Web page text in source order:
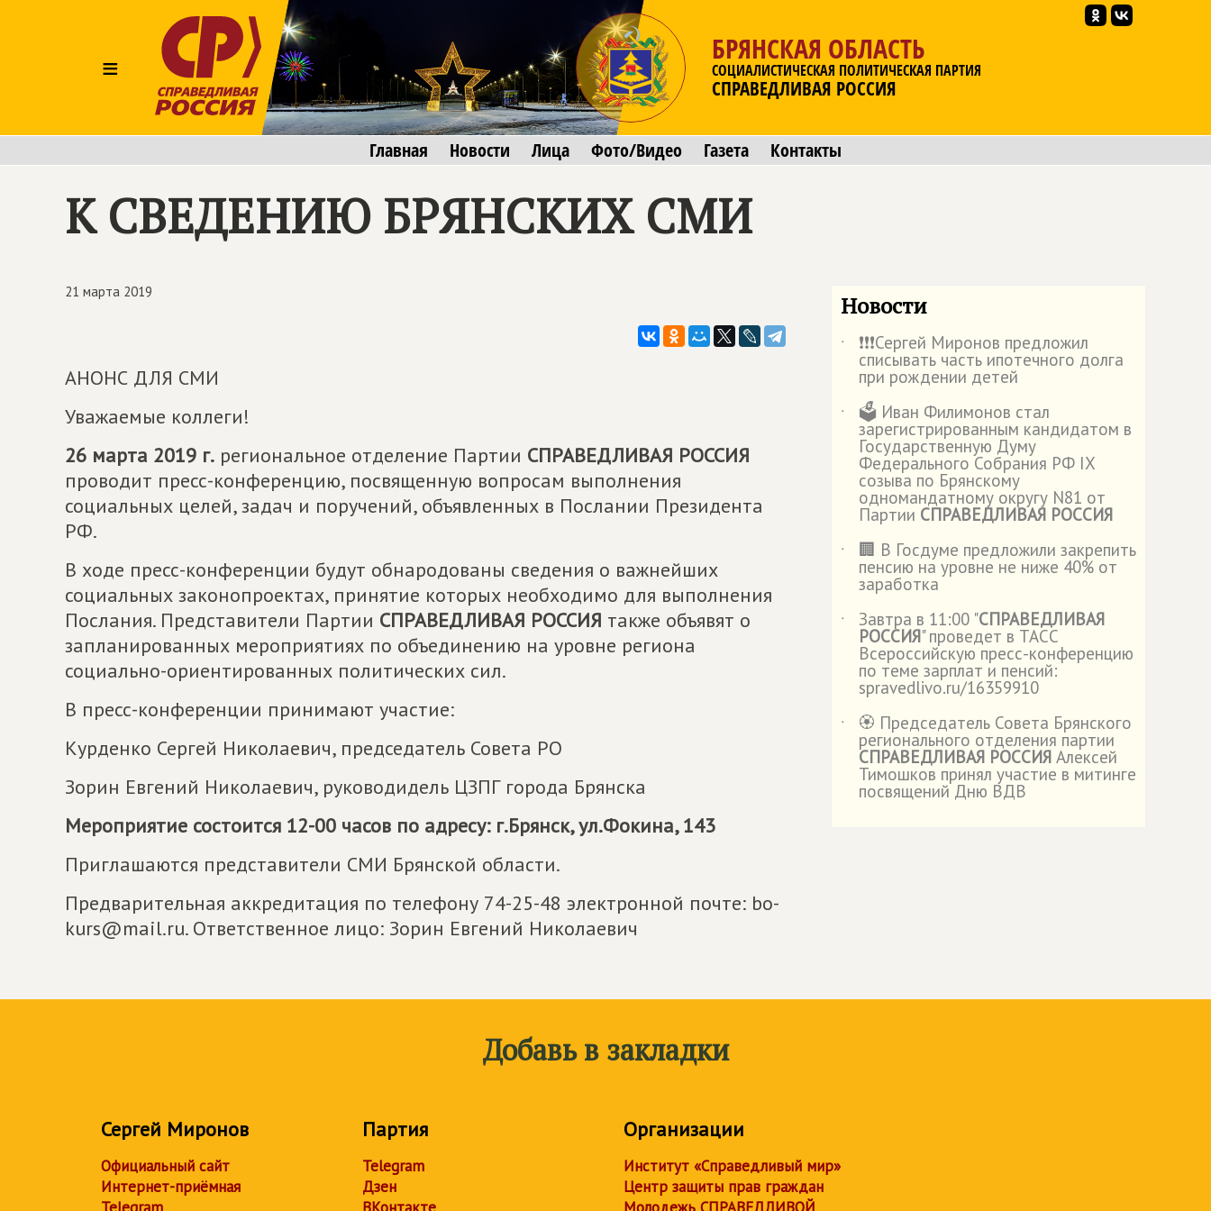
≡
БРЯНСКАЯ ОБЛАСТЬ
СОЦИАЛИСТИЧЕСКАЯ ПОЛИТИЧЕСКАЯ ПАРТИЯ
СПРАВЕДЛИВАЯ РОССИЯ
Главная Новости Лица Фото/Видео Газета Контакты
К СВЕДЕНИЮ БРЯНСКИХ СМИ
21 марта 2019
АНОНС ДЛЯ СМИ
Уважаемые коллеги!
26 марта 2019 г. региональное отделение Партии СПРАВЕДЛИВАЯ РОССИЯ
проводит пресс-конференцию, посвященную вопросам выполнения
социальных целей, задач и поручений, объявленных в Послании Президента
РФ.
В ходе пресс-конференции будут обнародованы сведения о важнейших
социальных законопроектах, принятие которых необходимо для выполнения
Послания. Представители Партии СПРАВЕДЛИВАЯ РОССИЯ также объявят о
запланированных мероприятиях по объединению на уровне региона
социально-ориентированных политических сил.
В пресс-конференции принимают участие:
Курденко Сергей Николаевич, председатель Совета РО
Зорин Евгений Николаевич, руководидель ЦЗПГ города Брянска
Мероприятие состоится 12-00 часов по адресу: г.Брянск, ул.Фокина, 143
Приглашаются представители СМИ Брянской области.
Предварительная аккредитация по телефону 74-25-48 электронной почте: bo-
kurs@mail.ru. Ответственное лицо: Зорин Евгений Николаевич
Новости
˙ ❗️❗️❗️Сергей Миронов предложил
списывать часть ипотечного долга
при рождении детей
˙
🗳️ Иван Филимонов стал
зарегистрированным кандидатом в
Государственную Думу
Федерального Собрания РФ IX
созыва по Брянскому
одномандатному округу N81 от
Партии СПРАВЕДЛИВАЯ РОССИЯ
˙
🏢 В Госдуме предложили закрепить
пенсию на уровне не ниже 40% от
заработка
˙
Завтра в 11:00 "СПРАВЕДЛИВАЯ
РОССИЯ" проведет в ТАСС
Всероссийскую пресс-конференцию
по теме зарплат и пенсий:
spravedlivo.ru/16359910
˙
🏵️ Председатель Совета Брянского
регионального отделения партии
СПРАВЕДЛИВАЯ РОССИЯ Алексей
Тимошков принял участие в митинге
посвящений Дню ВДВ
Добавь в закладки
Сергей Миронов
Официальный сайт
Интернет-приёмная
Партия
Telegram
Дзен
Организации
Институт «Справедливый мир»
Центр защиты прав граждан